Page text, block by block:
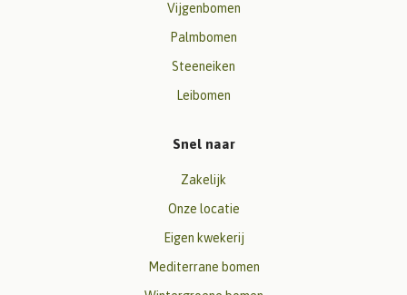
Vijgenbomen
Palmbomen
Steeneiken
Leibomen
Snel naar
Zakelijk
Onze locatie
Eigen kwekerij
Mediterrane bomen